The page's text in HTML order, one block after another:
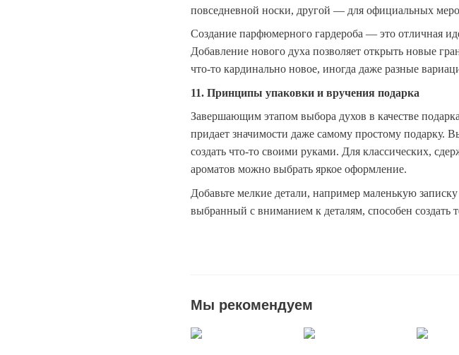
повседневной носки, другой — для официальных
Создание парфюмерного гардероба — это отличная
Добавление нового духа позволяет открыть новые
что-то кардинально новое, иногда даже разные
11. Принципы упаковки и вручения подарка
Завершающим этапом выбора духов в качестве
придает значимости даже самому простому подарку.
создать что-то своими руками. Для классических,
ароматов можно выбрать яркое оформление.
Добавьте мелкие детали, например маленькую
выбранный с вниманием к деталям, способен создать
Мы рекомендуем